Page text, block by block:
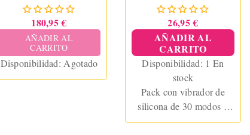
PREMIUM
180,95 €
AÑADIR AL
CARRITO
Disponibilidad: Agotado
26,95 €
AÑADIR AL
CARRITO
Disponibilidad: 1 En
stock
Pack con vibrador de
silicona de 30 modos y
lubricante base agua de